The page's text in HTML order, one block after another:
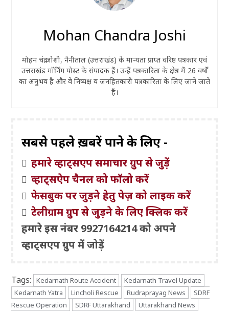
Mohan Chandra Joshi
मोहन चंद्र जोशी, नैनीताल (उत्तराखंड) के मान्यता प्राप्त वरिष्ठ पत्रकार एवं
उत्तराखंड मॉर्निंग पोस्ट के संपादक हैं। उन्हें पत्रकारिता के क्षेत्र में 26 वर्षों
का अनुभव है और वे निष्पक्ष व जनहितकारी पत्रकारिता के लिए जाने जाते
हैं।
सबसे पहले ख़बरें पाने के लिए -
हमारे व्हाट्सएप समाचार ग्रुप से जुड़ें
व्हाट्सऐप चैनल को फॉलो करें
फेसबुक पर जुड़ने हेतु पेज़ को लाइक करें
टेलीग्राम ग्रुप से जुड़ने के लिए क्लिक करें
हमारे इस नंबर 9927164214 को अपने
व्हाट्सएप ग्रुप में जोड़ें
Tags: Kedarnath Route Accident
Kedarnath Travel Update
Kedarnath Yatra
Lincholi Rescue Rudraprayag News
SDRF
Rescue Operation
SDRF Uttarakhand Uttarakhand News